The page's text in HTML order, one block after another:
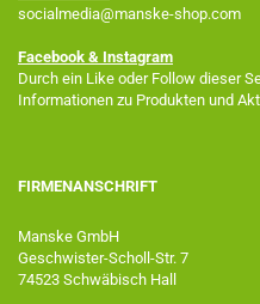
socialmedia@manske-shop.com
Facebook & Instagram
Durch ein Like oder Follow dieser
Informationen zu Produkten und
FIRMENANSCHRIFT
Manske GmbH
Geschwister-Scholl-Str. 7
74523 Schwäbisch Hall